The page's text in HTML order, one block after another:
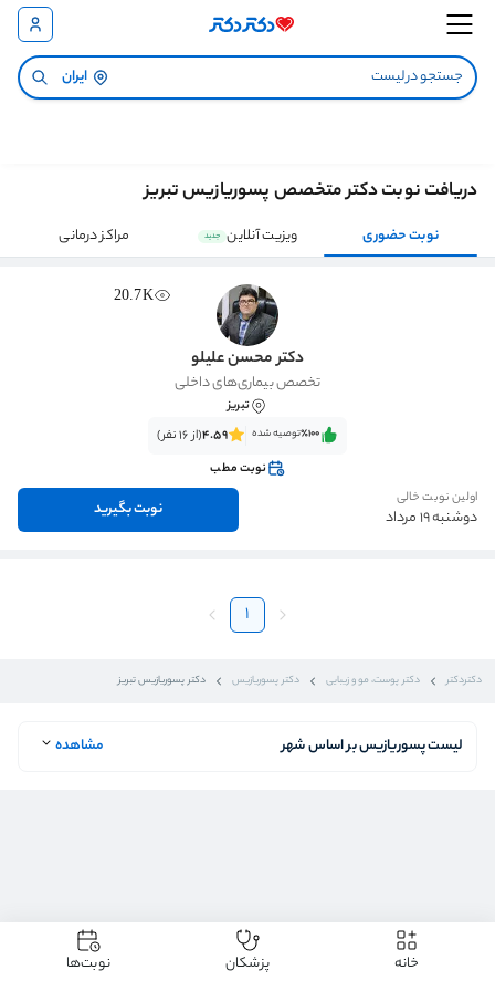
ایران
دکتردکتر دکتر پوست، مو و زیبایی دکتر پسوریازیس دکتر پسوریازیس تبریز
دریافت نوبت دکتر متخصص پسوریازیس تبریز
نوبت حضوری ویزیت آنلاین جدید مراکز درمانی
20.7K
دکتر محسن علیلو
تخصص بیماری‌های داخلی
تبریز
٪100‌‌‌توصیه شده 4.59(از 16 نفر)
نوبت مطب
اولین نوبت خالی
دوشنبه 19 مرداد نوبت بگیرید
1
لیست پسوریازیس بر اساس شهر مشاهده
خانه پزشکان نوبت‌ها